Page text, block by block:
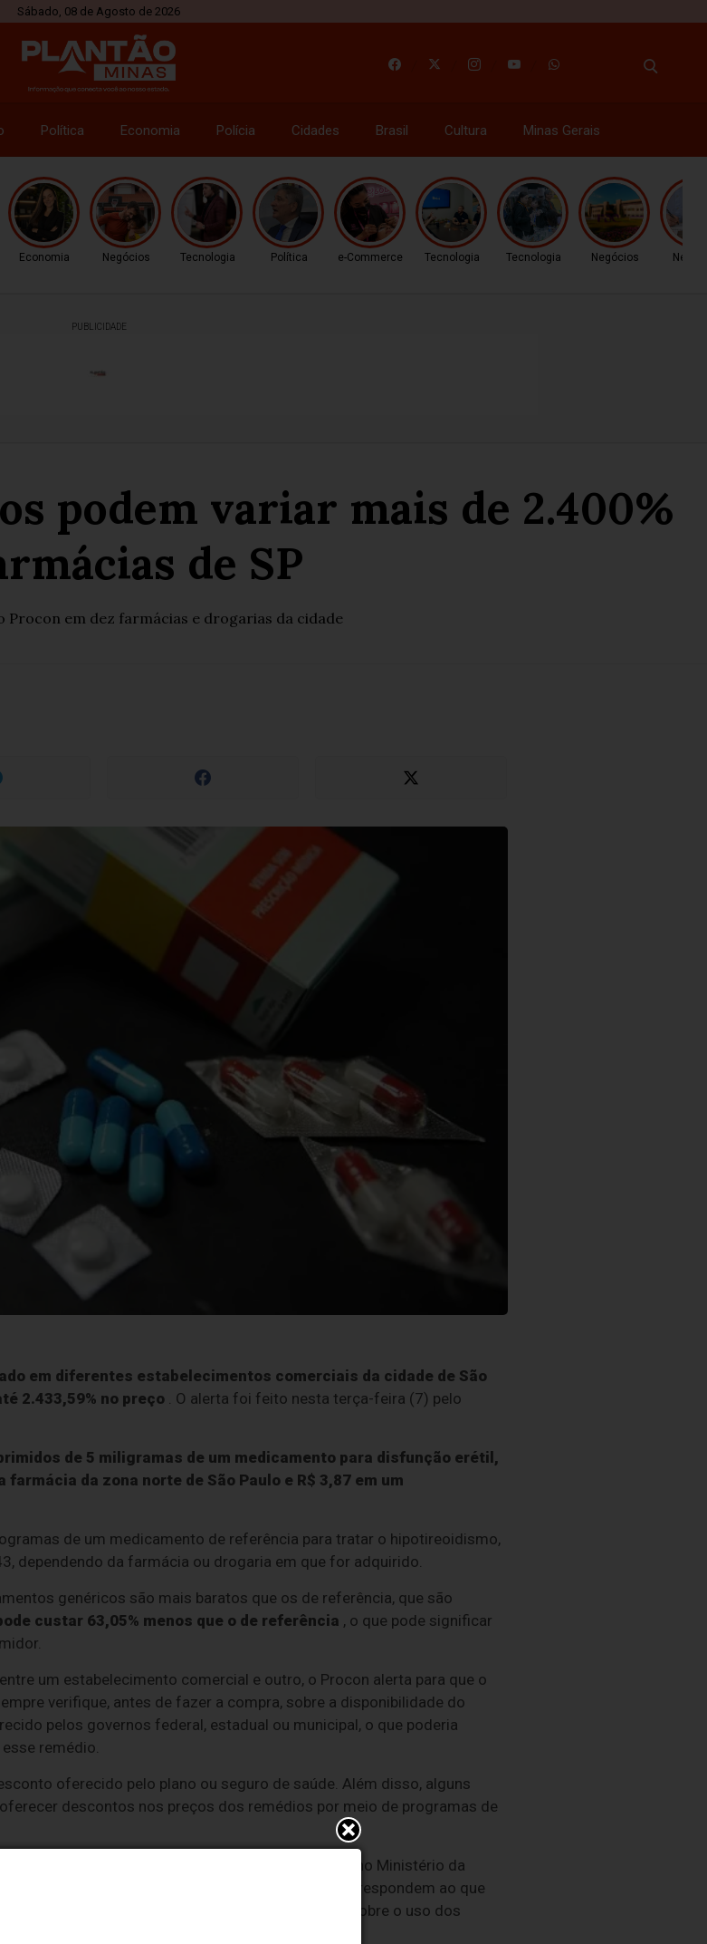
Sábado, 08 de Agosto de 2026
Política Economia Polícia Cidades Brasil Cultura Minas Gerais
Economia Negócios Tecnologia Política e-Commerce Tecnologia Tecnologia Negócios
PUBLICIDADE
podem variar mais de 2.400%
de SP
Procon em dez farmácias e drogarias da cidade
em diferentes estabelecimentos comerciais da cidade de São
2.433,59% no preço. O alerta foi feito nesta terça-feira (7) pelo
de 5 miligramas de um medicamento para disfunção erétil,
da zona norte de São Paulo e R$ 3,87 em um
de um medicamento de referência para tratar o hipotireoidismo,
dependendo da farmácia ou drogaria em que for adquirido.
genéricos são mais baratos que os de referência, que são
custar 63,05% menos que o de referência , o que pode significar
um estabelecimento comercial e outro, o Procon alerta para que o
verifique, antes de fazer a compra, sobre a disponibilidade do
pelos governos federal, estadual ou municipal, o que poderia
remédio.
oferecido pelo plano ou seguro de saúde. Além disso, alguns
descontos nos preços dos remédios por meio de programas de
sempre observe se o medicamento tem registro no Ministério da
e de fabricação informados na embalagem correspondem ao que
para que o consumidor avalie com o seu médico sobre o uso dos
mais acessíveis.